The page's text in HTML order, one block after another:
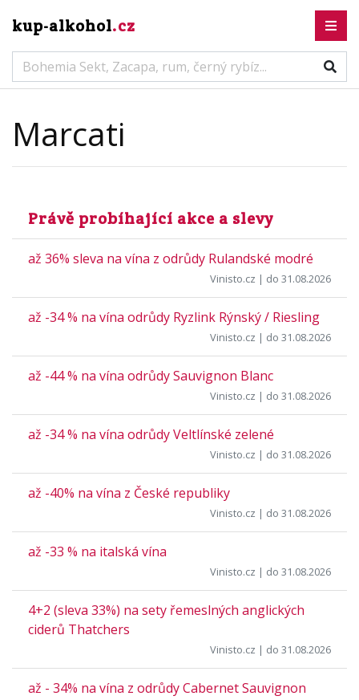
kup-alkohol.cz
Marcati
Právě probíhající akce a slevy
až 36% sleva na vína z odrůdy Rulandské modré
Vinisto.cz | do 31.08.2026
až -34 % na vína odrůdy Ryzlink Rýnský / Riesling
Vinisto.cz | do 31.08.2026
až -44 % na vína odrůdy Sauvignon Blanc
Vinisto.cz | do 31.08.2026
až -34 % na vína odrůdy Veltlínské zelené
Vinisto.cz | do 31.08.2026
až -40% na vína z České republiky
Vinisto.cz | do 31.08.2026
až -33 % na italská vína
Vinisto.cz | do 31.08.2026
4+2 (sleva 33%) na sety řemeslných anglických
ciderů Thatchers
Vinisto.cz | do 31.08.2026
až - 34% na vína z odrůdy Cabernet Sauvignon